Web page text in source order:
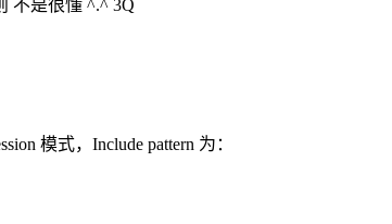
不是很懂 ^.^ 3Q
模式，Include pattern 为：